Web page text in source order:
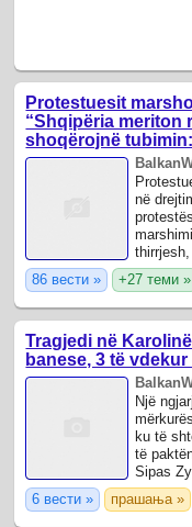
Protestuesit
“Shqipëria meriton
shoqërojnë
në
86 вести » +27 теми »
Tragjedi në
banese, 3 të
Një
ku të
të
Sipas
person
6 вести » прашања »